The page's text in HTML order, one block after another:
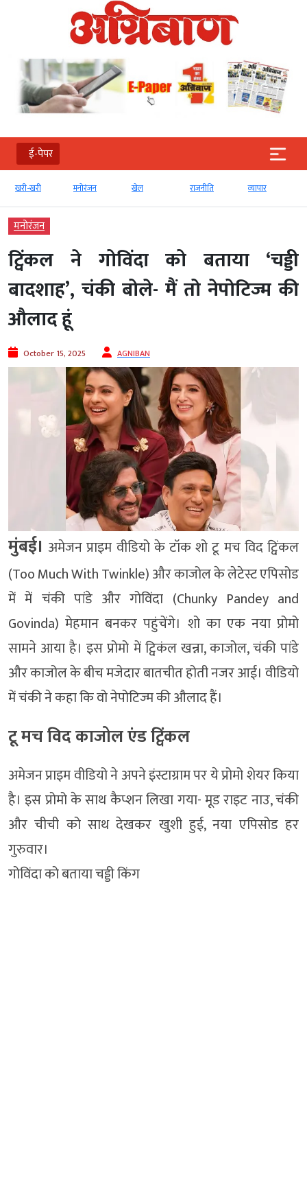
ई-पेपर
खरी-खरी मनोरंजन खेल राजनीति व्‍यापार
मनोरंजन
ट्विंकल ने गोविंदा को बताया ‘चड्डी
बादशाह’, चंकी बोले- मैं तो नेपोटिज्म की
औलाद हूं
October 15, 2025 AGNIBAN
मुंबई। अमेजन प्राइम वीडियो के टॉक शो टू मच विद ट्विंकल
(Too Much With Twinkle) और काजोल के लेटेस्ट एपिसोड
में में चंकी पांडे और गोविंदा (Chunky Pandey and
Govinda) मेहमान बनकर पहुंचेंगे। शो का एक नया प्रोमो
सामने आया है। इस प्रोमो में ट्विकंल खन्ना, काजोल, चंकी पांडे
और काजोल के बीच मजेदार बातचीत होती नजर आई। वीडियो
में चंकी ने कहा कि वो नेपोटिज्म की औलाद हैं।
टू मच विद काजोल एंड ट्विंकल
अमेजन प्राइम वीडियो ने अपने इंस्टाग्राम पर ये प्रोमो शेयर किया
है। इस प्रोमो के साथ कैप्शन लिखा गया- मूड राइट नाउ, चंकी
और चीची को साथ देखकर खुशी हुई, नया एपिसोड हर
गुरुवार।
गोविंदा को बताया चड्डी किंग